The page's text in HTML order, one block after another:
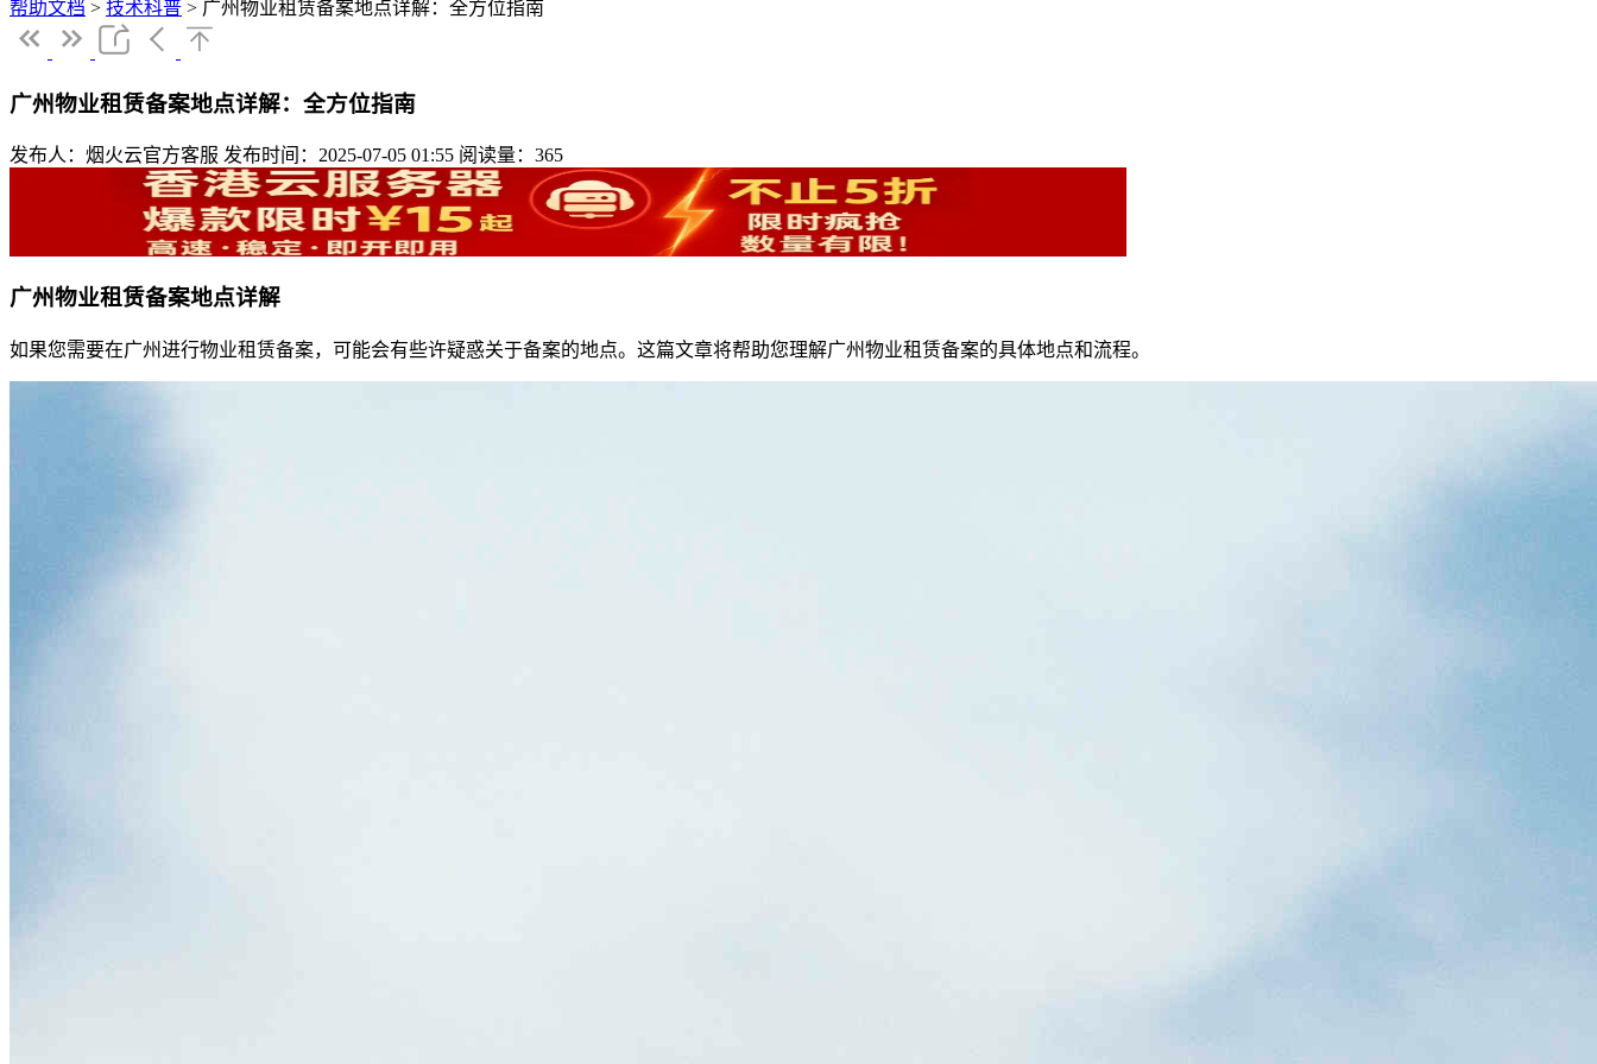
帮助文档 > 技术科普 > 广州物业租赁备案地点详解：全方位指南
广州物业租赁备案地点详解：全方位指南
发布人：烟火云官方客服 发布时间：2025-07-05 01:55 阅读量：365
广州物业租赁备案地点详解
如果您需要在广州进行物业租赁备案，可能会有些许疑惑关于备案的地点。这篇文章将帮助您理解广州物业租赁备案的具体地点和流程。